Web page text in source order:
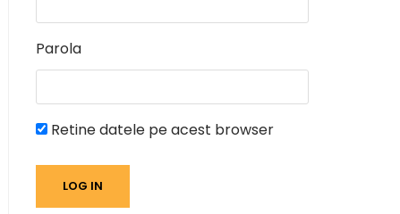
Parola
Retine datele pe acest browser